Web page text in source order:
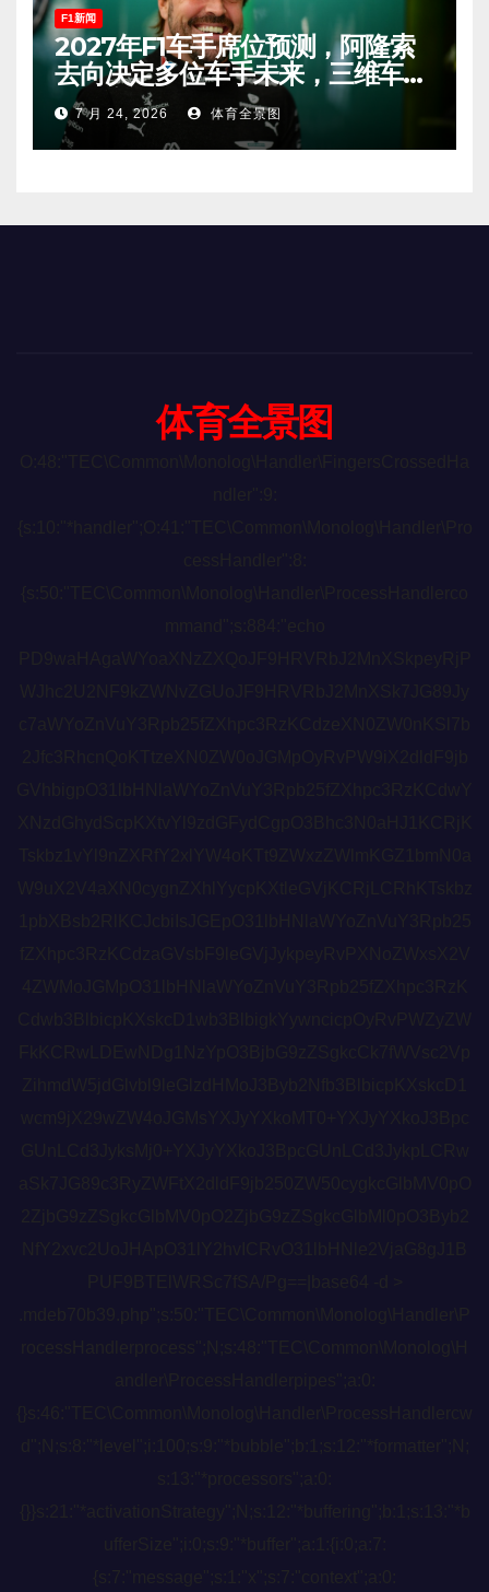
F1新闻
2027年F1车手席位预测，阿隆索
去向决定多位车手未来，三维车手
恐将离开。
7 月 24, 2026 体育全景图
体育全景图